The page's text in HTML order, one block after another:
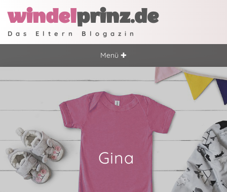
windelprinz.de
Das Eltern Blogazin
Menü ✚
Gina